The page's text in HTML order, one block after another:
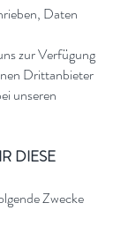
Daten
zur Verfügung
Drittanbieter
unseren
DIESE
Zwecke